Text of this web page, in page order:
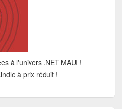
à l'univers .NET MAUI !
à prix réduit !